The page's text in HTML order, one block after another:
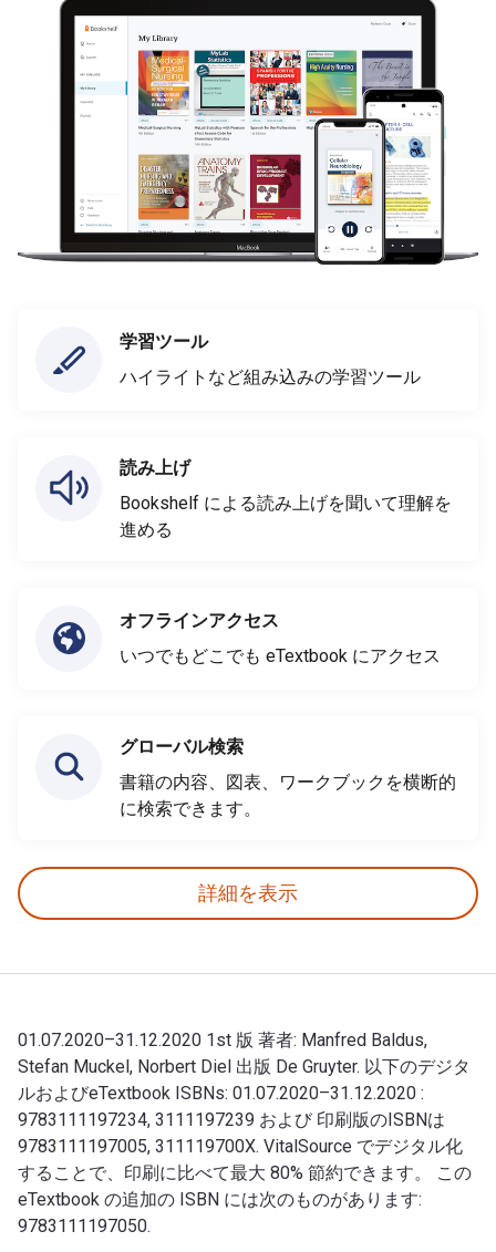
学習ツール
ハイライトなど組み込みの学習ツール
読み上げ
Bookshelf による読み上げを聞いて理解を
進める
オフラインアクセス
いつでもどこでも eTextbook にアクセス
グローバル検索
書籍の内容、図表、ワークブックを横断的
に検索できます。
詳細を表示
01.07.2020–31.12.2020 1st 版 著者: Manfred Baldus,
Stefan Muckel, Norbert Diel 出版 De Gruyter. 以下のデジタ
ルおよびeTextbook ISBNs: 01.07.2020–31.12.2020 :
9783111197234, 3111197239 および 印刷版のISBNは
9783111197005, 311119700X. VitalSource でデジタル化
することで、印刷に比べて最大 80% 節約できます。 この
eTextbook の追加の ISBN には次のものがあります:
9783111197050.